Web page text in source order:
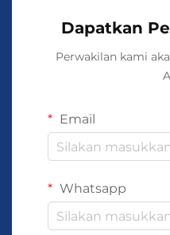
Dapatkan
Perwakilan kami
Email
Whatsapp